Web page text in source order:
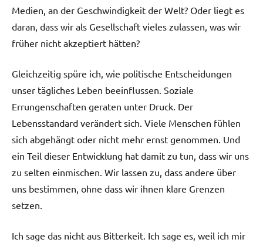
Medien, an der Geschwindigkeit der Welt? Oder liegt es
daran, dass wir als Gesellschaft vieles zulassen, was wir
früher nicht akzeptiert hätten?
Gleichzeitig spüre ich, wie politische Entscheidungen
unser tägliches Leben beeinflussen. Soziale
Errungenschaften geraten unter Druck. Der
Lebensstandard verändert sich. Viele Menschen fühlen
sich abgehängt oder nicht mehr ernst genommen. Und
ein Teil dieser Entwicklung hat damit zu tun, dass wir uns
zu selten einmischen. Wir lassen zu, dass andere über
uns bestimmen, ohne dass wir ihnen klare Grenzen
setzen.
Ich sage das nicht aus Bitterkeit. Ich sage es, weil ich mir